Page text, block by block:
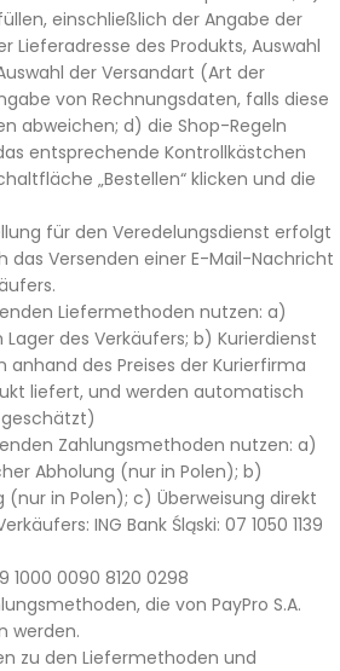
einschließlich der Angabe der
Lieferadresse des Produkts, Auswahl
der Versandart (Art der
von Rechnungsdaten, falls diese
abweichen; d) die Shop-Regeln
entsprechende Kontrollkästchen
„Bestellen“ klicken und die
für den Veredelungsdienst erfolgt
das Versenden einer E-Mail-Nachricht
Liefermethoden nutzen: a)
des Verkäufers; b) Kurierdienst
anhand des Preises der Kurierfirma
liefert, und werden automatisch
Zahlungsmethoden nutzen: a)
Abholung (nur in Polen); b)
(nur in Polen); c) Überweisung direkt
ING Bank Śląski: 07 1050 1139
1000 0090 8120 0298
die von PayPro S.A.
werden.
zu den Liefermethoden und